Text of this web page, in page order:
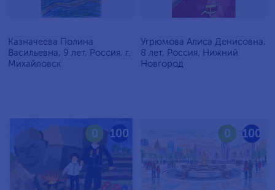
Казначеева Полина
Васильевна, 9 лет, Россия, г.
Михайловск
Угрюмова Алиса Денисовна,
8 лет, Россия, Нижний
Новгород
100
0 100
0